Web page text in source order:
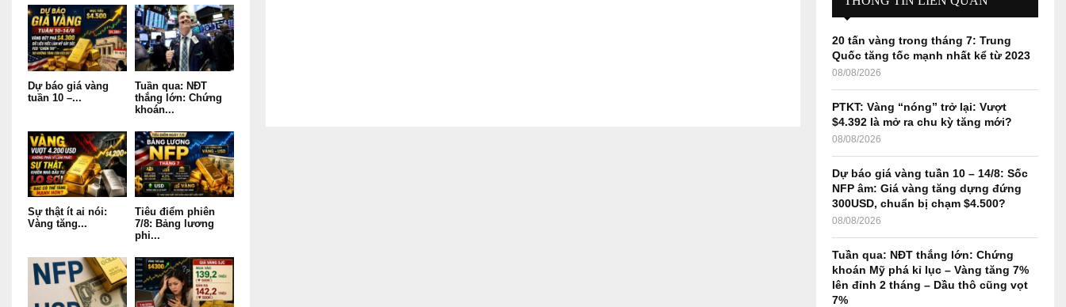
Dự báo giá vàng
tuần 10 –...
Tuần qua: NĐT
thắng lớn: Chứng
khoán...
Sự thật ít ai nói:
Vàng tăng...
Tiêu điểm phiên
7/8: Bảng lương
phi...
r
:
A
20 tấn vàng trong tháng 7: Trung
Quốc tăng tốc mạnh nhất kể từ 2023
08/08/2026
PTKT: Vàng “nóng” trở lại: Vượt
$4.392 là mở ra chu kỳ tăng mới?
08/08/2026
Dự báo giá vàng tuần 10 – 14/8: Sốc
NFP âm: Giá vàng tăng dựng đứng
300USD, chuẩn bị chạm $4.500?
08/08/2026
Tuần qua: NĐT thắng lớn: Chứng
khoán Mỹ phá kỉ lục – Vàng tăng 7%
lên đỉnh 2 tháng – Dầu thô cũng vọt
7%